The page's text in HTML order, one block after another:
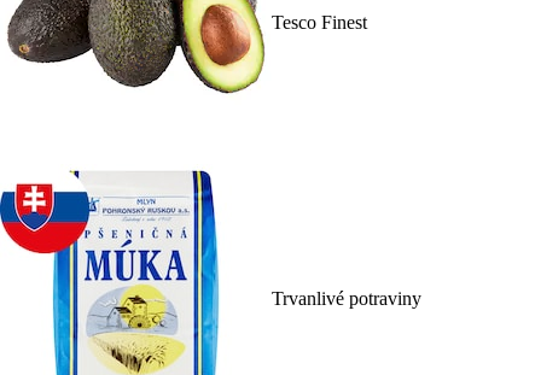
Tesco Finest
Trvanlivé potraviny